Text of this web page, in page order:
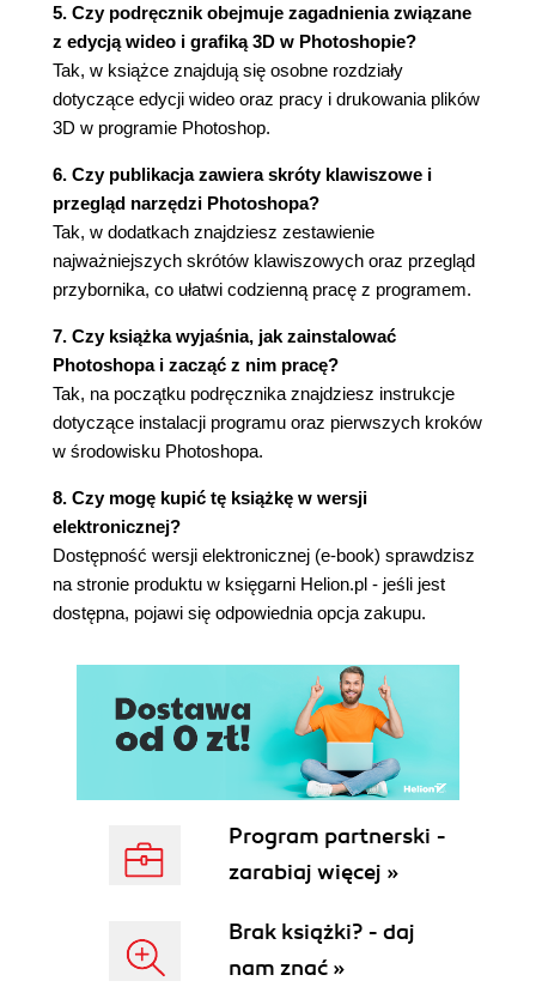
Aktualizacja efektu warstwy (99)
Dodawanie obramowania (99)
Spłaszczanie i zapisywanie obrazu (101)
Pytania kontrolne (104)
Rozpoczynamy pracę (108)
Poprawianie zdjęcia (108)
Zwiększanie nieostrości tła (112)
Tworzenie panoramy (116)
Korygowanie zniekształceń (120)
Powiększanie głębi ostrości (123)
Przesuwanie obiektów za pomocą narzędzia
Content-Aware Move (Przesuwanie z
uwzględnieniem zawartości) (126)
Dopasowywanie perspektywy (130)
6. Maski i kanały (136)
Praca z maskami i kanałami (138)
Rozpoczynamy pracę (138)
Tworzenie maski (139)
Poprawianie maski (141)
Manipulowanie obrazem za pomocą funkcji
Puppet Warp (Wypaczenie marionetkowe) (146)
Praca z kanałami (148)
Pytania kontrolne (155)
Tekst - wiadomości wstępne (158)
Rozpoczynamy pracę (158)
Układanie tekstu wzdłuż ścieżki (165)
Zniekształcanie tekstu (169)
5. Czy podręcznik obejmuje zagadnienia związane
z edycją wideo i grafiką 3D w Photoshopie?
Tak, w książce znajdują się osobne rozdziały
dotyczące edycji wideo oraz pracy i drukowania plików
3D w programie Photoshop.
6. Czy publikacja zawiera skróty klawiszowe i
przegląd narzędzi Photoshopa?
Tak, w dodatkach znajdziesz zestawienie
najważniejszych skrótów klawiszowych oraz przegląd
przybornika, co ułatwi codzienną pracę z programem.
7. Czy książka wyjaśnia, jak zainstalować
Photoshopa i zacząć z nim pracę?
Tak, na początku podręcznika znajdziesz instrukcje
dotyczące instalacji programu oraz pierwszych kroków
w środowisku Photoshopa.
8. Czy mogę kupić tę książkę w wersji
elektronicznej?
Dostępność wersji elektronicznej (e-book) sprawdzisz
na stronie produktu w księgarni Helion.pl - jeśli jest
dostępna, pojawi się odpowiednia opcja zakupu.
Program partnerski -
zarabiaj więcej »
Brak książki? - daj
nam znać »